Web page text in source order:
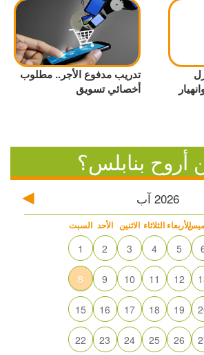
تدريب مدفوع الأجر.. مطلوب
أخصائي تسويق
أروح بنابلس؟
2026 آب
السبت الأحد الاثنين الثلاثاء الأربعاء
1 2 3 4 5
8 9 10 11 12
15 16 17 18 19
22 23 24 25 26